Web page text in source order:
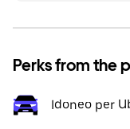
Perks from the
Idoneo per